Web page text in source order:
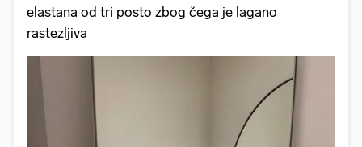
elastana od tri posto zbog čega je lagano
rastezljiva